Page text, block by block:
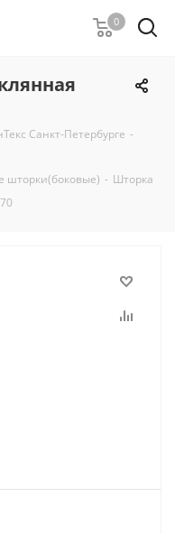
0
Санкт-Петербурге -
шторки(боковые) - Шторка